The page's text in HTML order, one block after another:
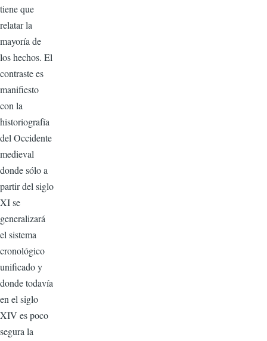
tiene que
relatar la
mayoría de
los hechos. El
contraste es
manifiesto
con la
historiografía
del Occidente
medieval
donde sólo a
partir del siglo
XI se
generalizará
el sistema
cronológico
unificado y
donde todavía
en el siglo
XIV es poco
segura la